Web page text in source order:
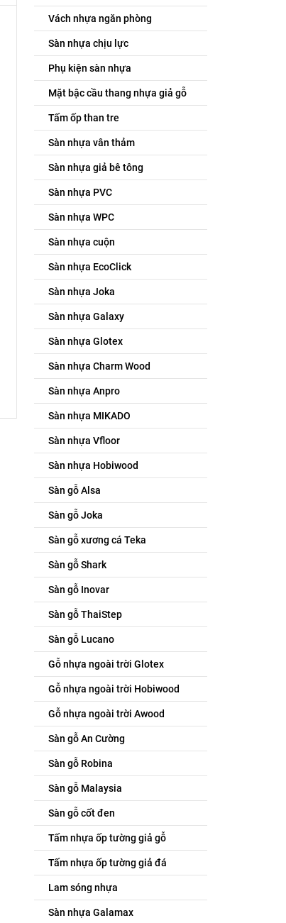
Vách nhựa ngăn phòng
Sàn nhựa chịu lực
Phụ kiện sàn nhựa
Mặt bậc cầu thang nhựa giả gỗ
Tấm ốp than tre
Sàn nhựa vân thảm
Sàn nhựa giả bê tông
Sàn nhựa PVC
Sàn nhựa WPC
Sàn nhựa cuộn
Sàn nhựa EcoClick
Sàn nhựa Joka
Sàn nhựa Galaxy
Sàn nhựa Glotex
Sàn nhựa Charm Wood
Sàn nhựa Anpro
Sàn nhựa MIKADO
Sàn nhựa Vfloor
Sàn nhựa Hobiwood
Sàn gỗ Alsa
Sàn gỗ Joka
Sàn gỗ xương cá Teka
Sàn gỗ Shark
Sàn gỗ Inovar
Sàn gỗ ThaiStep
Sàn gỗ Lucano
Gỗ nhựa ngoài trời Glotex
Gỗ nhựa ngoài trời Hobiwood
Gỗ nhựa ngoài trời Awood
Sàn gỗ An Cường
Sàn gỗ Robina
Sàn gỗ Malaysia
Sàn gỗ cốt đen
Tấm nhựa ốp tường giả gỗ
Tấm nhựa ốp tường giả đá
Lam sóng nhựa
Sàn nhựa Galamax